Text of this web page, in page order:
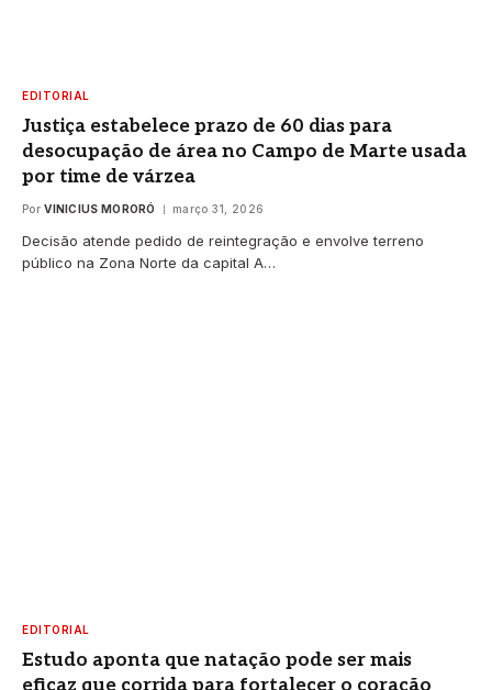
EDITORIAL
Justiça estabelece prazo de 60 dias para
desocupação de área no Campo de Marte usada
por time de várzea
Por VINICIUS MORORÓ março 31, 2026
Decisão atende pedido de reintegração e envolve terreno
público na Zona Norte da capital A…
EDITORIAL
Estudo aponta que natação pode ser mais
eficaz que corrida para fortalecer o coração